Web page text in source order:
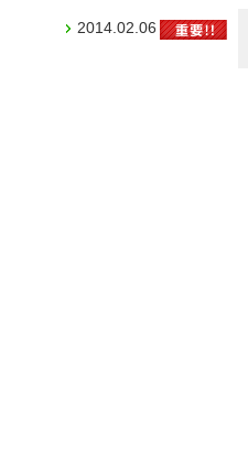
2014.02.06